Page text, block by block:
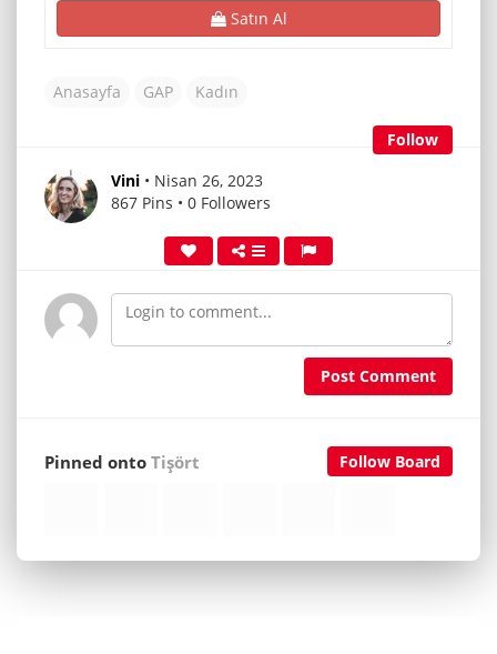
Satın Al
Anasayfa GAP Kadın
Follow
Vini • Nisan 26, 2023
867 Pins • 0 Followers
Post Comment
Follow Board
Pinned ontoTişört